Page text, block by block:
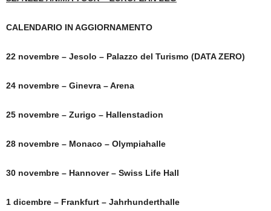
CALENDARIO IN AGGIORNAMENTO
22 novembre – Jesolo – Palazzo del Turismo (DATA ZERO)
24 novembre – Ginevra – Arena
25 novembre – Zurigo – Hallenstadion
28 novembre – Monaco – Olympiahalle
30 novembre – Hannover – Swiss Life Hall
1 dicembre – Frankfurt – Jahrhunderthalle